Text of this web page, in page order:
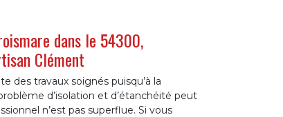
dans le 54300,
Clément
des travaux soignés puisqu’à la
d’isolation et d’étanchéité peut
n’est pas superflue. Si vous